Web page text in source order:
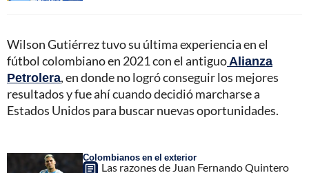
Wilson Gutiérrez tuvo su última experiencia en el
fútbol colombiano en 2021 con el antiguoAlianza
Petrolera, en donde no logró conseguir los mejores
resultados y fue ahí cuando decidió marcharse a
Estados Unidos para buscar nuevas oportunidades.
Colombianos en el exterior
Las razones de Juan Fernando Quintero